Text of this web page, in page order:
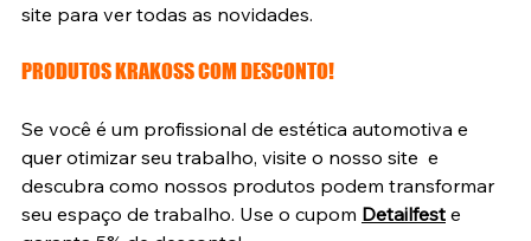
site para ver todas as novidades.
PRODUTOS KRAKOSS COM DESCONTO!
Se você é um profissional de estética automotiva e
quer otimizar seu trabalho, visite o nosso site  e
descubra como nossos produtos podem transformar
seu espaço de trabalho. Use o cupom Detailfest e